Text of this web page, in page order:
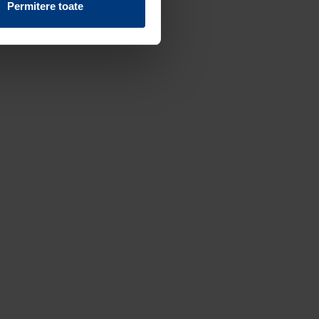
Permitere toate